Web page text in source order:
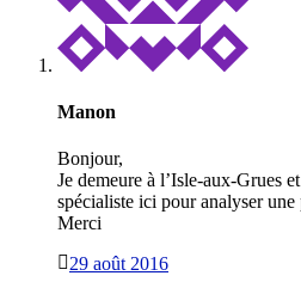
Manon
Bonjour,
Je demeure à l’Isle-aux-Grues
spécialiste ici pour analyser
Merci
29 août 2016